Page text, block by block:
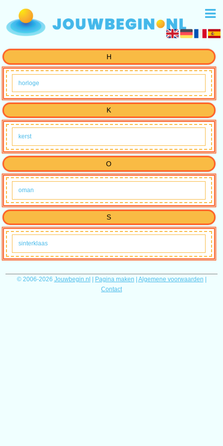
H
horloge
K
kerst
O
oman
S
sinterklaas
© 2006-2026 Jouwbegin.nl Pagina maken Algemene voorwaarden
Contact